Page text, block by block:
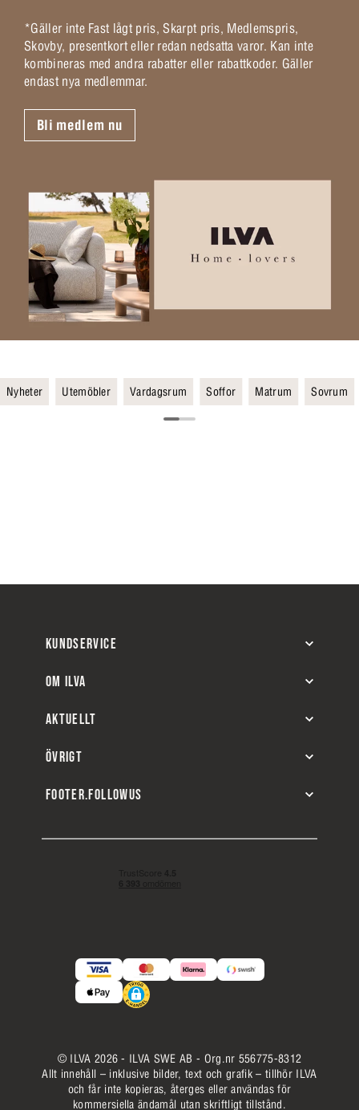
*Gäller inte Fast lågt pris, Skarpt pris, Medlemspris,
Skovby, presentkort eller redan nedsatta varor. Kan inte
kombineras med andra rabatter eller rabattkoder. Gäller
endast nya medlemmar.
Bli medlem nu
Nyheter Utemöbler Vardagsrum Soffor Matrum Sovrum
KUNDSERVICE
OM ILVA
AKTUELLT
ÖVRIGT
FOOTER.FOLLOWUS
© ILVA 2026 - ILVA SWE AB - Org.nr 556775-8312
Allt innehåll – inklusive bilder, text och grafik – tillhör ILVA
och får inte kopieras, återges eller användas för
kommersiella ändamål utan skriftligt tillstånd.